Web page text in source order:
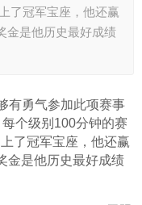
了冠军宝座，他还赢
金是他历史最好成绩
有勇气参加此项赛事
个级别100分钟的赛
了冠军宝座，他还赢
金是他历史最好成绩